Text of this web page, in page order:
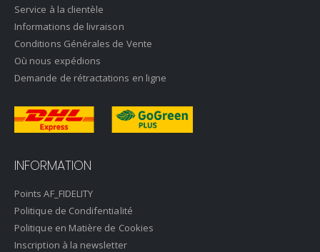
Service à la clientèle
Informations de livraison
Conditions Générales de Vente
Où nous expédions
Demande de rétractations en ligne
INFORMATION
Points AF_FIDELITY
Politique de Condifentialité
Politique en Matière de Cookies
Inscription à la newsletter